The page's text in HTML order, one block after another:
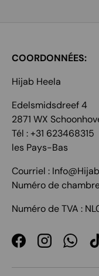
COORDONNÉES:
Hijab Heela
Edelsmidsdreef 4
2871 WX
Tél : +31 623468315
les Pays-Bas
Courriel :
Numéro de
Numéro de TVA :
FacebookInstagram